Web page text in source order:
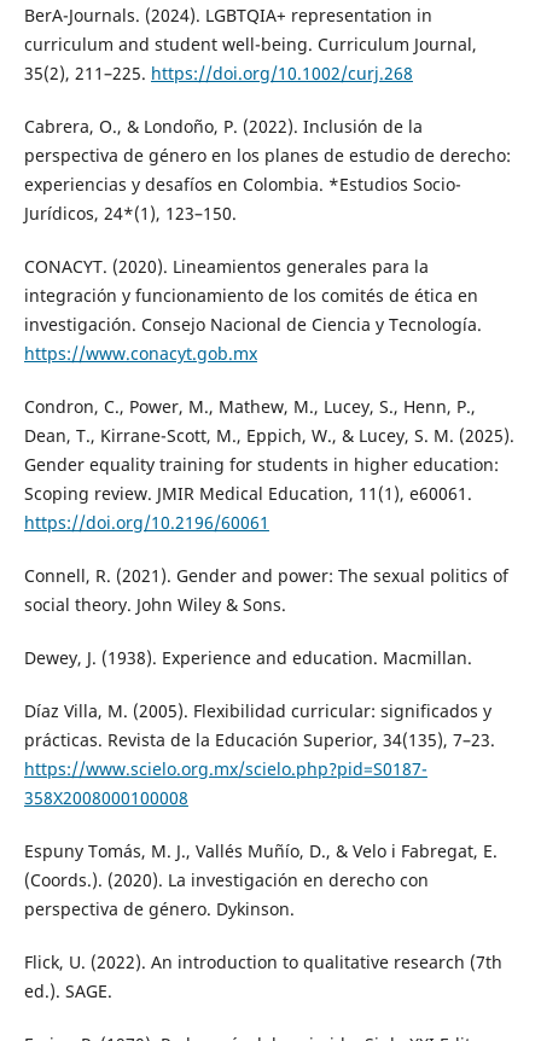
BerA-Journals. (2024). LGBTQIA+ representation in
curriculum and student well-being. Curriculum Journal,
35(2), 211–225. https://doi.org/10.1002/curj.268
Cabrera, O., & Londoño, P. (2022). Inclusión de la
perspectiva de género en los planes de estudio de derecho:
experiencias y desafíos en Colombia. *Estudios Socio-
Jurídicos, 24*(1), 123–150.
CONACYT. (2020). Lineamientos generales para la
integración y funcionamiento de los comités de ética en
investigación. Consejo Nacional de Ciencia y Tecnología.
https://www.conacyt.gob.mx
Condron, C., Power, M., Mathew, M., Lucey, S., Henn, P.,
Dean, T., Kirrane-Scott, M., Eppich, W., & Lucey, S. M. (2025).
Gender equality training for students in higher education:
Scoping review. JMIR Medical Education, 11(1), e60061.
https://doi.org/10.2196/60061
Connell, R. (2021). Gender and power: The sexual politics of
social theory. John Wiley & Sons.
Dewey, J. (1938). Experience and education. Macmillan.
Díaz Villa, M. (2005). Flexibilidad curricular: significados y
prácticas. Revista de la Educación Superior, 34(135), 7–23.
https://www.scielo.org.mx/scielo.php?pid=S0187-
358X2008000100008
Espuny Tomás, M. J., Vallés Muñío, D., & Velo i Fabregat, E.
(Coords.). (2020). La investigación en derecho con
perspectiva de género. Dykinson.
Flick, U. (2022). An introduction to qualitative research (7th
ed.). SAGE.